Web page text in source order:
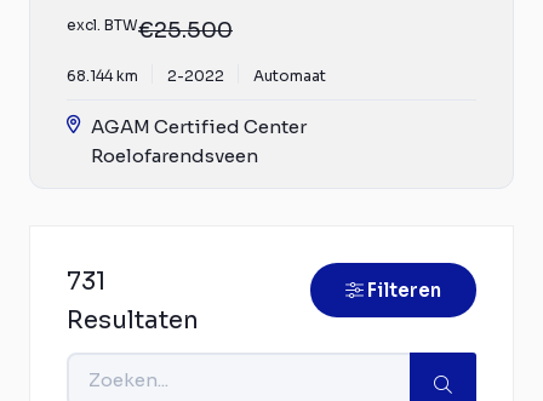
excl. BTW€25.500
68.144 km 2-2022 Automaat
AGAM Certified Center
Roelofarendsveen
731
Resultaten
Filteren